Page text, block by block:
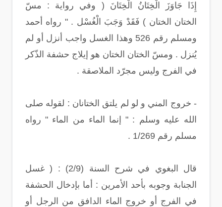
إِذَا جَاوَزَ الْخِتَانُ الْخِتَانَ ( وفي رواية : مسّ
الختان الختان ) فَقَدْ وَجَبَ الْغُسْل . " رواه أحمد
ومسلم رقم 526 وهذا الغسل واجب أنزل أو لم
يُنزل . ومسّ الختان الختان هو إيلاج حشفة الذّكر
في الفرج وليس مجرّد الملاصقة .
- خروج المني و لو لم يلتق الختانان : لقوله صلى
الله عليه وسلم : " إنما الماء من الماء " رواه
مسلم رقم 1/269 .
قال البغوي في شرح السنة (2/9) : ( غسل
الجنابة وجوبه بأحد الأمرين : أما بإدخال الحشفة
في الفرج أو خروج الماء الدافق من الرجل أو